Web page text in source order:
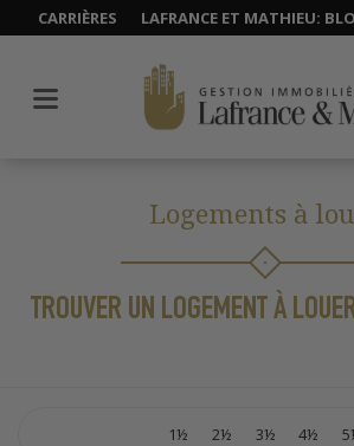
CARRIÈRES LAFRANCE ET MATHIEU:
Logements à
TROUVER UN LOGEMENT À
1½ 2½ 3½ 4½